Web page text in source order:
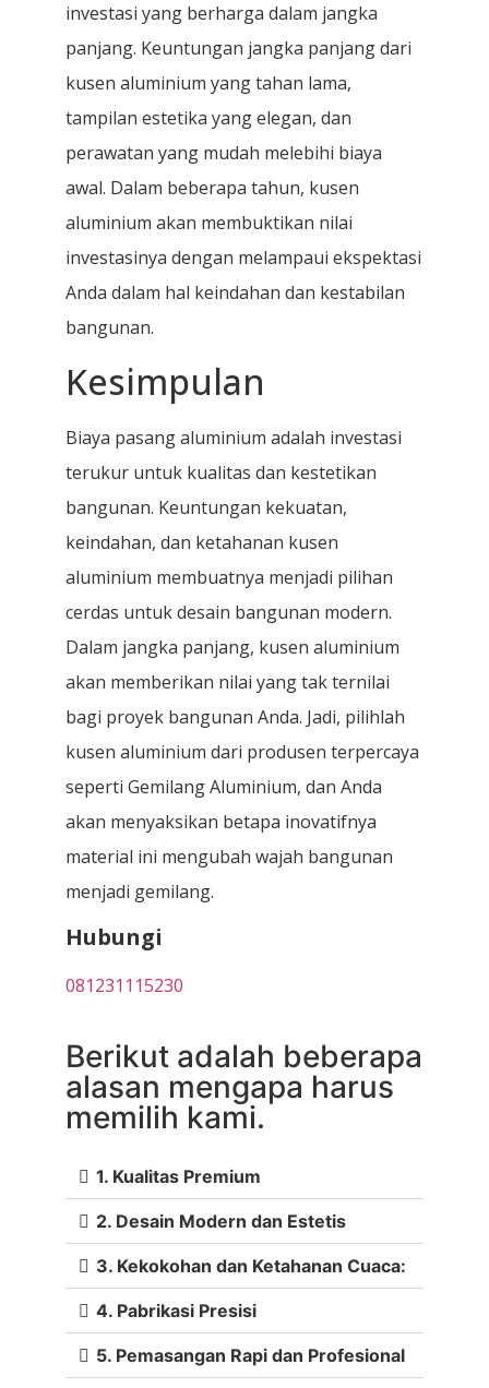
investasi yang berharga dalam jangka
panjang. Keuntungan jangka panjang dari
kusen aluminium yang tahan lama,
tampilan estetika yang elegan, dan
perawatan yang mudah melebihi biaya
awal. Dalam beberapa tahun, kusen
aluminium akan membuktikan nilai
investasinya dengan melampaui ekspektasi
Anda dalam hal keindahan dan kestabilan
bangunan.
Kesimpulan
Biaya pasang aluminium adalah investasi
terukur untuk kualitas dan kestetikan
bangunan. Keuntungan kekuatan,
keindahan, dan ketahanan kusen
aluminium membuatnya menjadi pilihan
cerdas untuk desain bangunan modern.
Dalam jangka panjang, kusen aluminium
akan memberikan nilai yang tak ternilai
bagi proyek bangunan Anda. Jadi, pilihlah
kusen aluminium dari produsen terpercaya
seperti Gemilang Aluminium, dan Anda
akan menyaksikan betapa inovatifnya
material ini mengubah wajah bangunan
menjadi gemilang.
Hubungi
081231115230
Berikut adalah beberapa
alasan mengapa harus
memilih kami.
1. Kualitas Premium
2. Desain Modern dan Estetis
3. Kekokohan dan Ketahanan Cuaca:
4. Pabrikasi Presisi
5. Pemasangan Rapi dan Profesional